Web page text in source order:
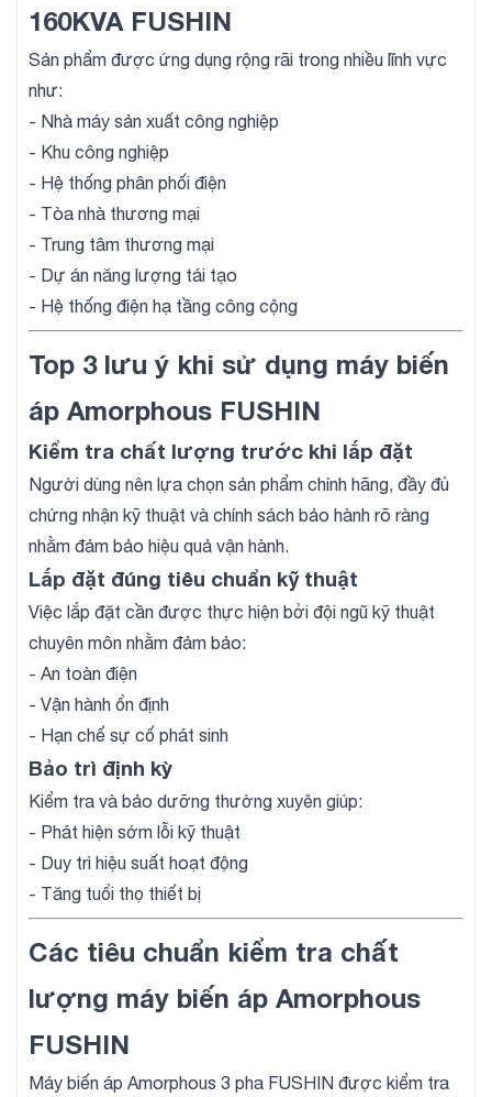
160KVA FUSHIN
Sản phẩm được ứng dụng rộng rãi trong nhiều lĩnh vực
như:
- Nhà máy sản xuất công nghiệp
- Khu công nghiệp
- Hệ thống phân phối điện
- Tòa nhà thương mại
- Trung tâm thương mại
- Dự án năng lượng tái tạo
- Hệ thống điện hạ tầng công cộng
Top 3 lưu ý khi sử dụng máy biến
áp Amorphous FUSHIN
Kiểm tra chất lượng trước khi lắp đặt
Người dùng nên lựa chọn sản phẩm chính hãng, đầy đủ
chứng nhận kỹ thuật và chính sách bảo hành rõ ràng
nhằm đảm bảo hiệu quả vận hành.
Lắp đặt đúng tiêu chuẩn kỹ thuật
Việc lắp đặt cần được thực hiện bởi đội ngũ kỹ thuật
chuyên môn nhằm đảm bảo:
- An toàn điện
- Vận hành ổn định
- Hạn chế sự cố phát sinh
Bảo trì định kỳ
Kiểm tra và bảo dưỡng thường xuyên giúp:
- Phát hiện sớm lỗi kỹ thuật
- Duy trì hiệu suất hoạt động
- Tăng tuổi thọ thiết bị
Các tiêu chuẩn kiểm tra chất
lượng máy biến áp Amorphous
FUSHIN
Máy biến áp Amorphous 3 pha FUSHIN được kiểm tra